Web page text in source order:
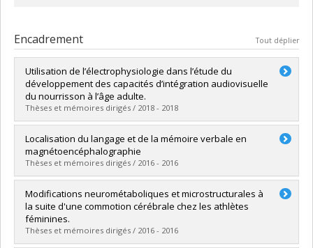
Encadrement Tout déplier
Utilisation de l’électrophysiologie dans l’étude du
développement des capacités d’intégration audiovisuelle
du nourrisson à l’âge adulte.
Thèses et mémoires dirigés / 2018 - 2018
Diplômé(e) :Dionne-Dostie, Emmanuelle
Cycle :Doctorat
Diplôme obtenu :Ph. D.
Lien vers le document dans Papyrus
Localisation du langage et de la mémoire verbale en
magnétoencéphalographie
Thèses et mémoires dirigés / 2016 - 2016
Diplômé(e) :Pirmoradi, Mona
Cycle :Doctorat
Diplôme obtenu :
Lien vers le document dans Papyrus
Modifications neurométaboliques et microstructurales à
la suite d'une commotion cérébrale chez les athlètes
féminines.
Thèses et mémoires dirigés / 2016 - 2016